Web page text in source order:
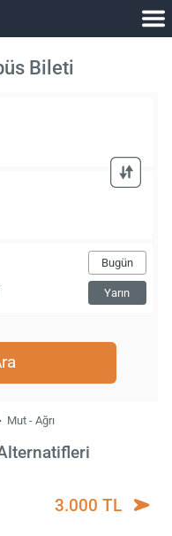
Bileti
Bugün
Yarın
Mut - Ağrı
3.000 TL